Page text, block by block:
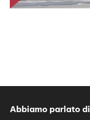
Abbiamo parlato di